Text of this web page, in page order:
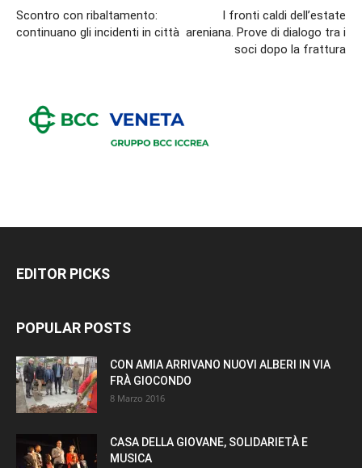
Scontro con ribaltamento:
continuano gli incidenti in città
I fronti caldi dell’estate
areniana. Prove di dialogo tra i
soci dopo la frattura
EDITOR PICKS
POPULAR POSTS
CON AMIA ARRIVANO NUOVI ALBERI IN VIA
FRÀ GIOCONDO
8 Marzo 2016
CASA DELLA GIOVANE, SOLIDARIETÀ E
MUSICA